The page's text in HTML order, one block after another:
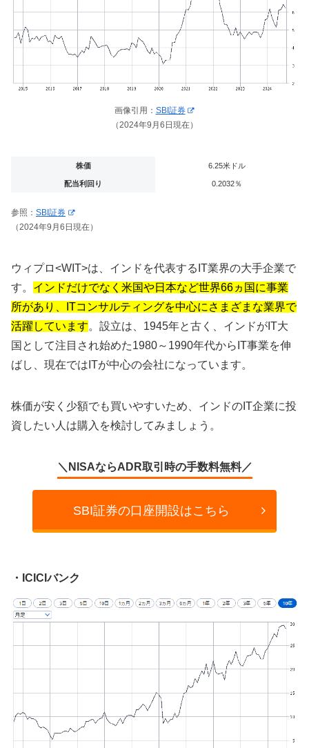
画像引用： SBI証券
（2024年9月6日現在）
株価 6.25米ドル
配当利回り 0.2032％
参照： SBI証券
（2024年9月6日現在）
ウィプロ<WIT>は、インドを代表するIT業界の大手企業で
す。 インドだけでなく米国や日本など世界66ヵ国に事業
所があり、ITコンサルティングを中心にさまざまな業界で
活躍しています。設立は、1945年と古く、インドがIT大
国として注目され始めた1980～1990年代からIT事業を伸
ばし、現在ではITが中心の会社になっています。
株価が安く少額でも買いやすいため、インドのIT企業に投
資したい人は購入を検討してみましょう。
＼NISAならADR取引時の手数料無料／
SBI証券の口座開設はこちら
・ICICIバンク